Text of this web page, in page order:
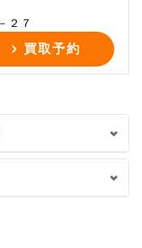
２７
買取予約